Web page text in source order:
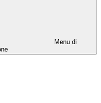
Menu di